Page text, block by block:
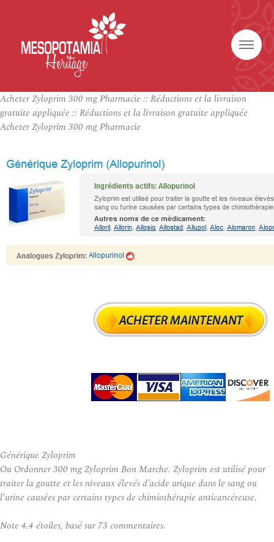
Acheter Zyloprim 300 mg Pharmacie :: Réductions et la livraison
gratuite appliquée :: Réductions et la livraison gratuite appliquée
Acheter Zyloprim 300 mg Pharmacie
Générique Zyloprim
Ou Ordonner 300 mg Zyloprim Bon Marche. Zyloprim est utilisé pour
traiter la goutte et les niveaux élevés d’acide urique dans le sang ou
l’urine causées par certains types de chimiothérapie anticancéreuse.
Note 4.4 étoiles, basé sur 73 commentaires.